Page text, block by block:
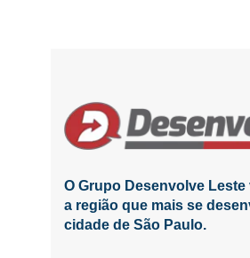
O Grupo Desenvolve Leste
a região que mais se
cidade de São Paulo.